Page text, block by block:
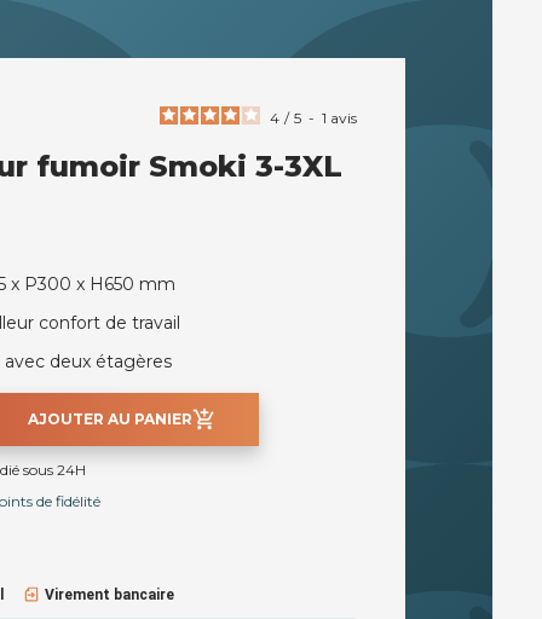
4 / 5 - 1 avis
fumoir Smoki 3-3XL
x P300 x H650 mm
confort de travail
deux étagères
AJOUTER AU PANIERadd_shopping_cart
sous 24H
de fidélité
Virement bancaire